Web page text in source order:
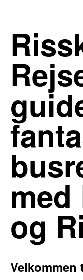
med
og
Velkommen